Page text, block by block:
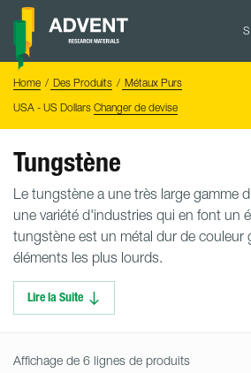
Skip
content
Advent
Home Des Produits
Métaux Purs
USA - US Dollars Changer de devise
Tungstène
Le tungstène a une très large gamme
une variété d'industries qui en font un
tungstène est un métal dur de couleur
éléments les plus lourds.
Lire la Suite
Affichage de 6 lignes de produits